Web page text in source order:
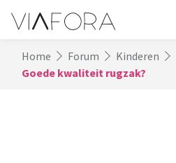
Home Forum Kinderen
Goede kwaliteit rugzak?